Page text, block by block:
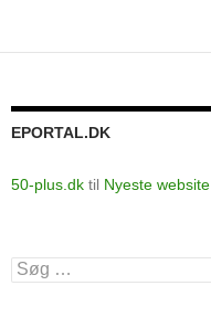
EPORTAL.DK
50-plus.dk til Nyeste website
Søg
efter: